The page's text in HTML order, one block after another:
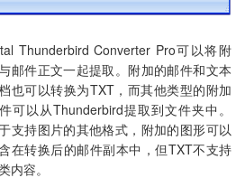
Thunderbird Converter Pro可以将附
邮件正文一起提取。附加的邮件和文本
也可以转换为TXT，而其他类型的附加
可以从Thunderbird提取到文件夹中。
支持图片的其他格式，附加的图形可以
在转换后的邮件副本中，但TXT不支持
内容。